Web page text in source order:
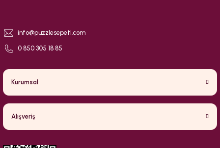
info@puzzlesepeti.com
0 850 305 18 85
Kurumsal
Alışveriş